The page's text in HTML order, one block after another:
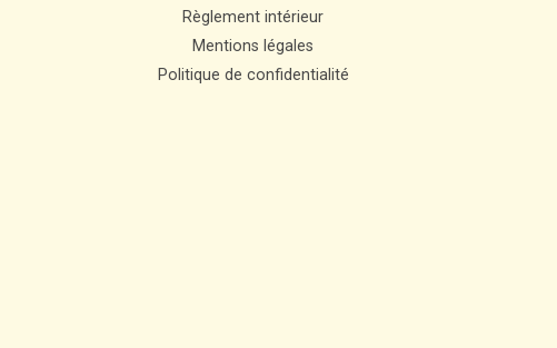
Règlement intérieur
Mentions légales
Politique de confidentialité